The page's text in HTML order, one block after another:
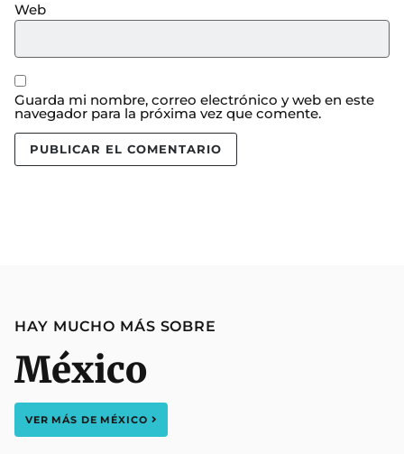
Web
Guarda mi nombre, correo electrónico y web en este
navegador para la próxima vez que comente.
HAY MUCHO MÁS SOBRE
México
VER MÁS DE MÉXICO